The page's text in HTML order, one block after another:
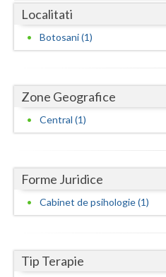
Dolj
Galati
Gorj
Harghita
Ialomita
Iasi
Maramures
Localitati
Botosani (1)
Zone Geografice
Central (1)
Forme Juridice
Cabinet de psihologie (1)
Tip Terapie